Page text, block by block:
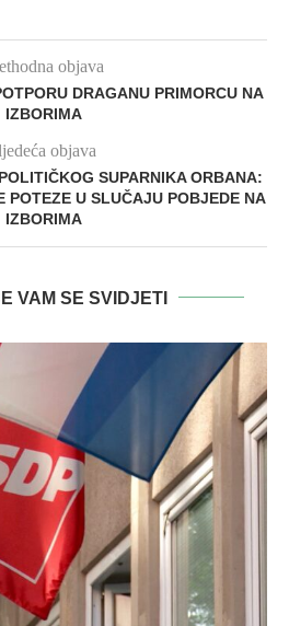
objava
DRAGANU PRIMORCU NA
IZBORIMA
objava
SUPARNIKA ORBANA:
POTEZE U SLUČAJU POBJEDE NA
IZBORIMA
VAM SE SVIDJETI